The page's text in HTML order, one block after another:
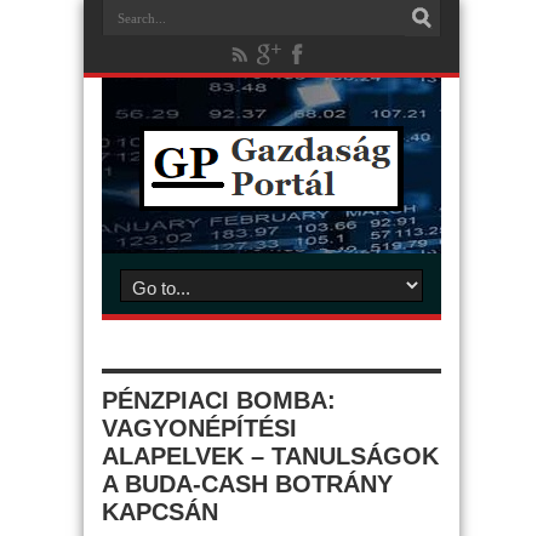
PÉNZPIACI BOMBA:
VAGYONÉPÍTÉSI
ALAPELVEK – TANULSÁGOK
A BUDA-CASH BOTRÁNY
KAPCSÁN